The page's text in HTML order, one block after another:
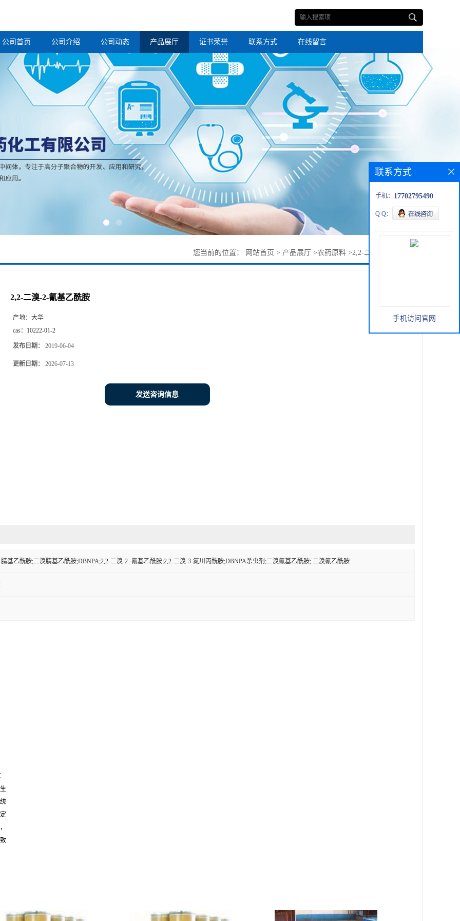
公司首页 公司介绍 公司动态 产品展厅 证书荣誉 联系方式 在线留言
您当前的位置： 网站首页 > 产品展厅 >农药原料 >2,2-二溴-2-氰基乙酰胺
2,2-二溴-2-氰基乙酰胺
产地： 大华
cas： 10222-01-2
发布日期： 2019-06-04
更新日期： 2026-07-13
发送咨询信息
腈基乙酰胺;二溴腈基乙酰胺;DBNPA;2,2-二溴-2 -氰基乙酰胺;2,2-二溴-3-氮川丙酰胺;DBNPA杀虫剂;二溴氰基乙酰胺; 二溴氰乙酰胺
联系方式
手机： 17702795490
Q Q：
手机访问官网